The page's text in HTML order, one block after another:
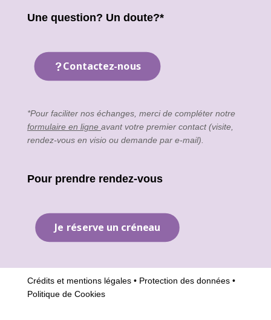
Une question? Un doute?*
Contactez-nous
*Pour faciliter nos échanges, merci de compléter notre
formulaire en ligne avant votre premier contact (visite,
rendez-vous en visio ou demande par e-mail).
Pour prendre rendez-vous
Je réserve un créneau
Crédits et mentions légales • Protection des données •
Politique de Cookies